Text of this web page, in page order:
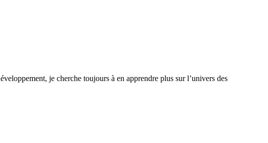
je cherche toujours à en apprendre plus sur l’univers des